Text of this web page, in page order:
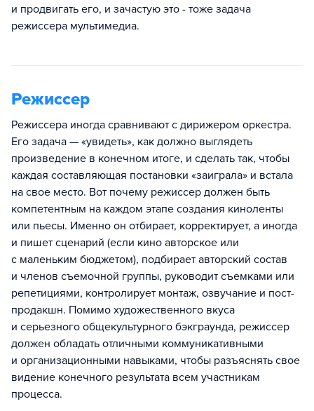
и продвигать его, и зачастую это - тоже задача
режиссера мультимедиа.
Режиссер
Режиссера иногда сравнивают с дирижером оркестра.
Его задача — «увидеть», как должно выглядеть
произведение в конечном итоге, и сделать так, чтобы
каждая составляющая постановки «заиграла» и встала
на свое место. Вот почему режиссер должен быть
компетентным на каждом этапе создания киноленты
или пьесы. Именно он отбирает, корректирует, а иногда
и пишет сценарий (если кино авторское или
с маленьким бюджетом), подбирает авторский состав
и членов съемочной группы, руководит съемками или
репетициями, контролирует монтаж, озвучание и пост-
продакшн. Помимо художественного вкуса
и серьезного общекультурного бэкграунда, режиссер
должен обладать отличными коммуникативными
и организационными навыками, чтобы разъяснять свое
видение конечного результата всем участникам
процесса.